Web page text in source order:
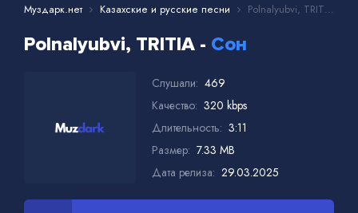
Муздарк.нет Казахские и русские песни Polnalyubvi, TRITIA - Сон
Polnalyubvi, TRITIA - Сон
Слушали: 469
Качество: 320 kbps
Длительность: 3:11
Размер: 7.33 MB
Дата релиза: 29.03.2025